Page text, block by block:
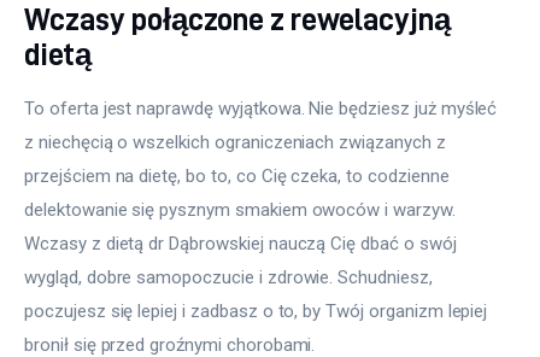
Wczasy połączone z rewelacyjną
dietą
To oferta jest naprawdę wyjątkowa. Nie będziesz już myśleć
z niechęcią o wszelkich ograniczeniach związanych z
przejściem na dietę, bo to, co Cię czeka, to codzienne
delektowanie się pysznym smakiem owoców i warzyw.
Wczasy z dietą dr Dąbrowskiej nauczą Cię dbać o swój
wygląd, dobre samopoczucie i zdrowie. Schudniesz,
poczujesz się lepiej i zadbasz o to, by Twój organizm lepiej
bronił się przed groźnymi chorobami.